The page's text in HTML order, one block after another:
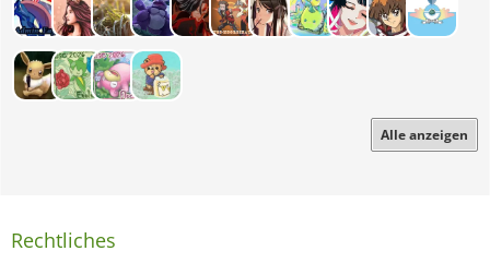
Alle anzeigen
Rechtliches